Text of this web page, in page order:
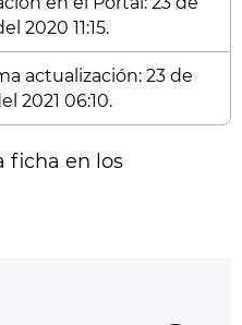
2020 11:15.
actualización: 23 de
2021 06:10.
ficha en los